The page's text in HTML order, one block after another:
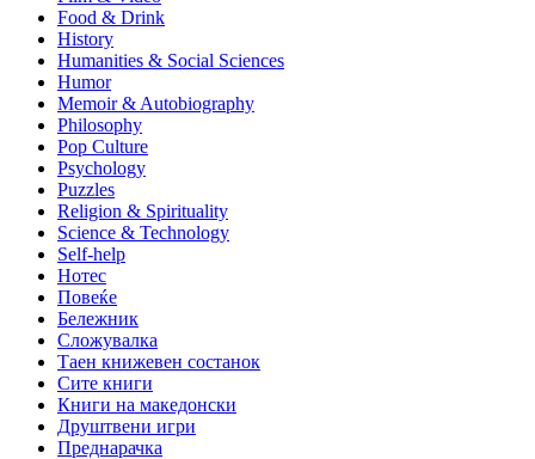
Food & Drink
History
Humanities & Social Sciences
Humor
Memoir & Autobiography
Philosophy
Pop Culture
Psychology
Puzzles
Religion & Spirituality
Science & Technology
Self-help
Нотес
Повеќе
Бележник
Сложувалка
Таен книжевен состанок
Сите книги
Книги на македонски
Друштвени игри
Преднарачка